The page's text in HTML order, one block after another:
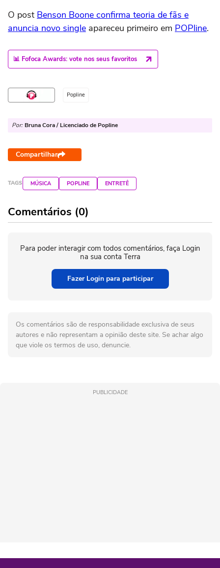
O post Benson Boone confirma teoria de fãs e
anuncia novo single apareceu primeiro em POPline.
📊 Fofoca Awards: vote nos seus favoritos
Popline
Por: Bruna Cora / Licenciado de Popline
Compartilhar
TAGS MÚSICA POPLINE ENTRETÊ
Comentários (0)
Para poder interagir com todos comentários, faça Login
na sua conta Terra
Fazer Login para participar
Os comentários são de responsabilidade exclusiva de seus
autores e não representam a opinião deste site. Se achar algo
que viole os termos de uso, denuncie.
PUBLICIDADE